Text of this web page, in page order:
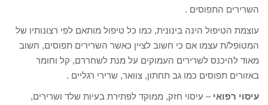
השרירים התפוסים .
עוצמת הטיפול הינה בינונית, כמו כל טיפול מותאם לפי רצונותיו של
המטופל/ת עצמו אם כי חשוב לציין כאשר השרירים תפוסים, חשוב
מאוד להיכנס לשרירים העמוקים על מנת לשחררם, קל וחומר
באזורים תפוסים כמו גב תחתון, צוואר, שרירי רגליים .
עיסוי רפואי – עיסוי חזק, ממוקד לפתירת בעיות שלד ושרירים,